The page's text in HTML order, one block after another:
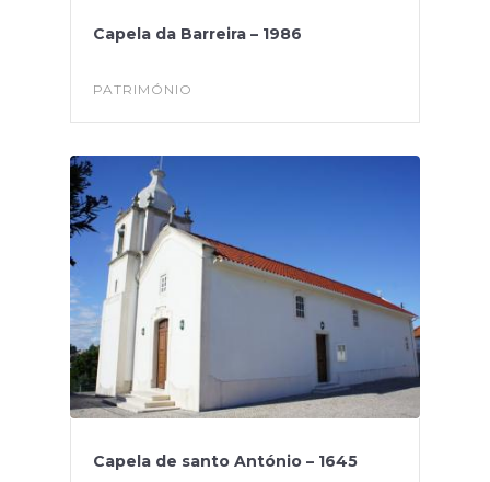
Capela da Barreira – 1986
PATRIMÓNIO
Capela de santo António – 1645